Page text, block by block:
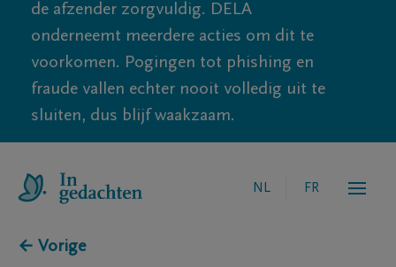
de afzender zorgvuldig. DELA
onderneemt meerdere acties om dit te
voorkomen. Pogingen tot phishing en
fraude vallen echter nooit volledig uit te
sluiten, dus blijf waakzaam.
NL FR
← Vorige